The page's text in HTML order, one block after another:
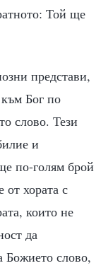
Той ще
представи,
Бог по
слово. Тези
и
по-голям брой
от хората с
които не
да
Божието слово,